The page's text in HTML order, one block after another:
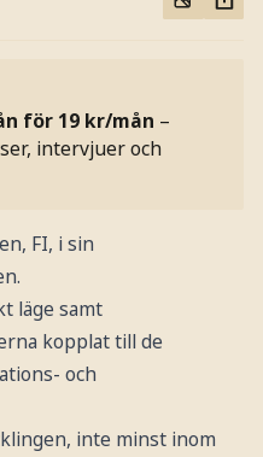
för 19 kr/mån –
intervjuer och
FI, i sin
läge samt
kopplat till de
och
inte minst inom